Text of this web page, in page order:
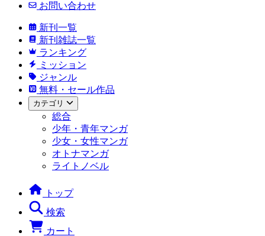
お問い合わせ
新刊一覧
新刊雑誌一覧
ランキング
ミッション
ジャンル
無料・セール作品
カテゴリ
総合
少年・青年マンガ
少女・女性マンガ
オトナマンガ
ライトノベル
トップ
検索
カート